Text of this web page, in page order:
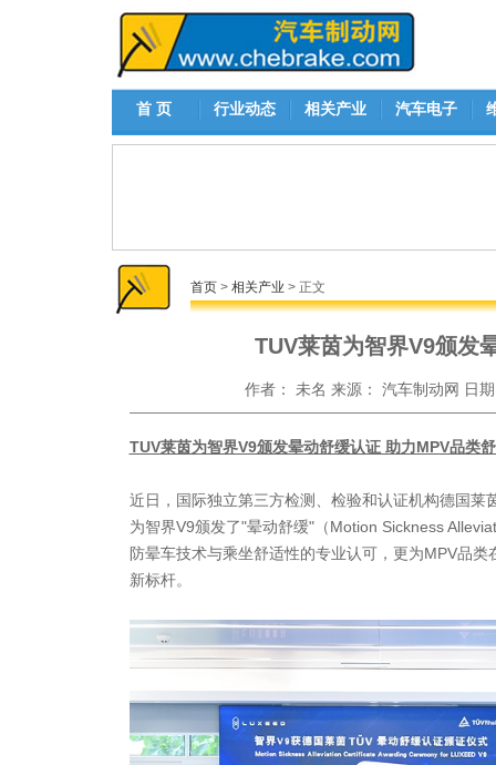
首 页 行业动态 相关产业 汽车电子
首页 > 相关产业 > 正文
TUV莱茵为智界V9颁发
作者： 未名 来源： 汽车制动网 日
TUV莱茵为智界V9颁发晕动舒缓认证 助力MPV品类
近日，国际独立第三方检测、检验和认证机构德国莱
为智界V9颁发了"晕动舒缓"（Motion Sickness
防晕车技术与乘坐舒适性的专业认可，更为MPV品
新标杆。